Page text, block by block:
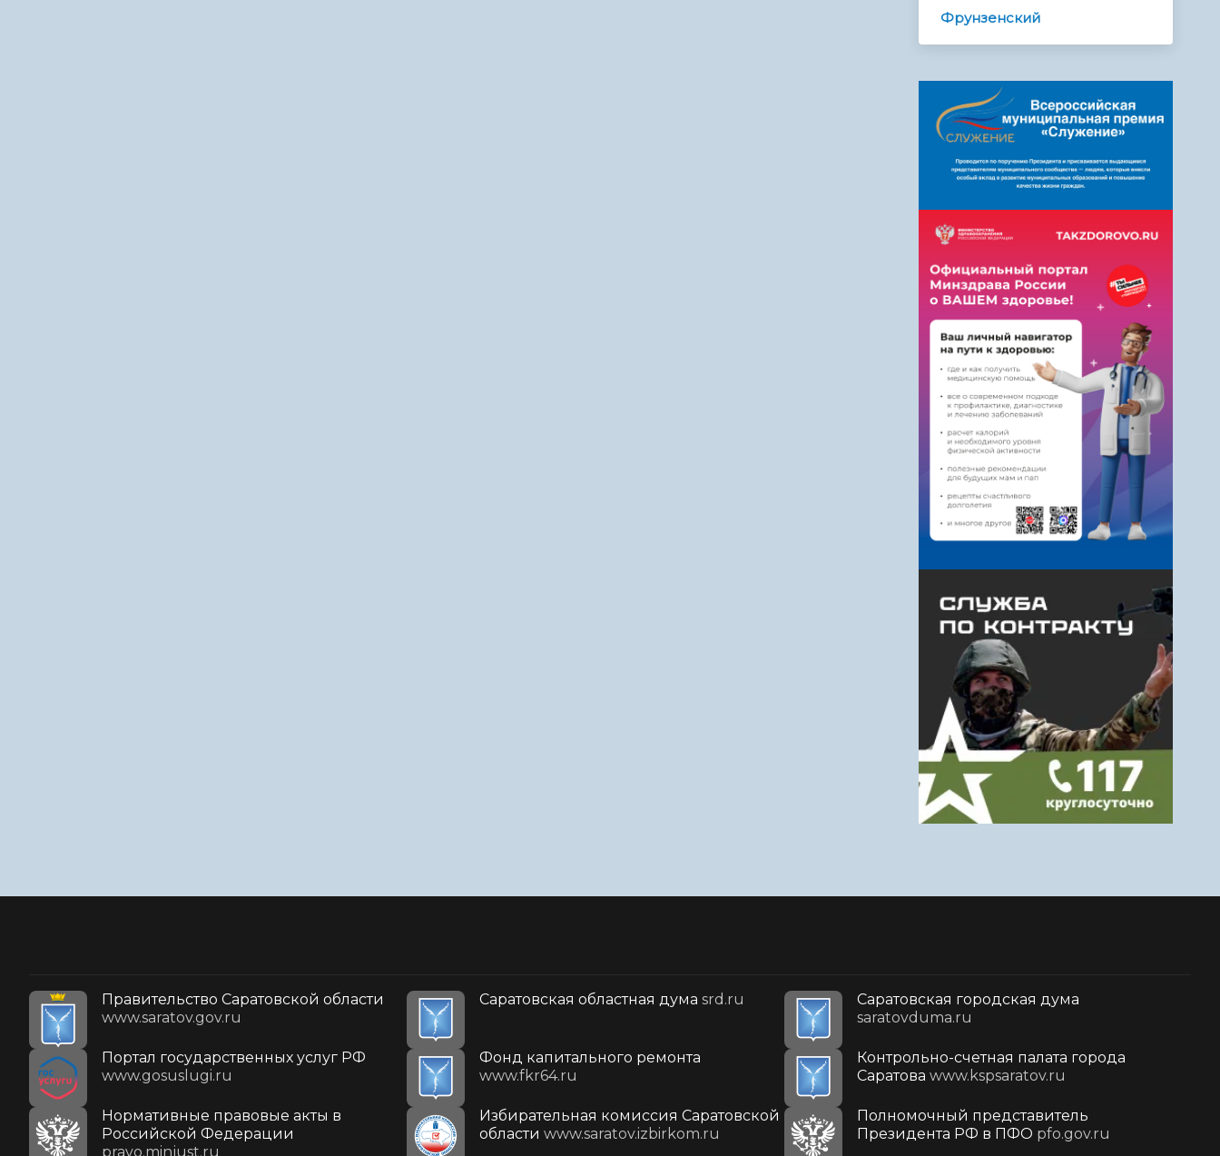
Фрунзенский
Правительство Саратовской области
www.saratov.gov.ru
Саратовская областная дума srd.ru
Саратовская городская дума
saratovduma.ru
Портал государственных услуг РФ
www.gosuslugi.ru
Фонд капитального ремонта
www.fkr64.ru
Контрольно-счетная палата города
Саратова www.kspsaratov.ru
Нормативные правовые акты в
Российской Федерации
pravo.minjust.ru
Избирательная комиссия Саратовской
области www.saratov.izbirkom.ru
Полномочный представитель
Президента РФ в ПФО pfo.gov.ru